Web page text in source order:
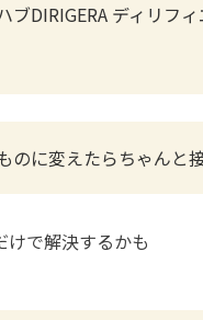
ブDIRIGERA ディリフ
のに変えたらちゃんと
で解決するかも